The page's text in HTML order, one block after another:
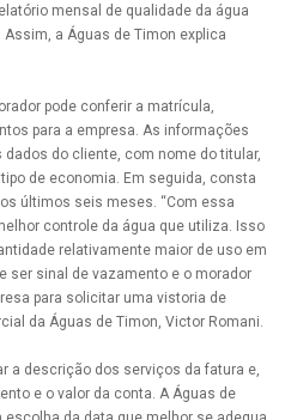
mensal de qualidade da água
a Águas de Timon explica
pode conferir a matrícula,
para a empresa. As informações
do cliente, com nome do titular,
de economia. Em seguida, consta
últimos seis meses. “Com essa
controle da água que utiliza. Isso
relativamente maior de uso em
ser sinal de vazamento e o morador
para solicitar uma vistoria de
da Águas de Timon, Victor Romani.
a descrição dos serviços da fatura e,
e o valor da conta. A Águas de